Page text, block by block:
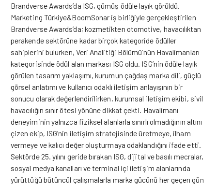
Brandverse Awards’da ISG, gümüş ödüle layık görüldü.
Marketing Türkiye&BoomSonar iş birliğiyle gerçekleştirilen
Brandverse Awards’da; kozmetikten otomotive, havacılıktan
perakende sektörüne kadar birçok kategoride ödüller
sahiplerini bulurken, Veri Analitiği Bölümü’nün Havalimanları
kategorisinde ödül alan markası ISG oldu. ISG’nin ödüle layık
görülen tasarım yaklaşımı, kurumun çağdaş marka dili, güçlü
görsel anlatımı ve kullanıcı odaklı iletişim anlayışının bir
sonucu olarak değerlendirilirken, kurumsal iletişim ekibi, sivil
havacılığın sınır ötesi yönüne dikkat çekti. Havalimanı
deneyiminin yalnızca fiziksel alanlarla sınırlı olmadığının altını
çizen ekip, ISG’nin iletişim stratejisinde üretmeye, ilham
vermeye ve kalıcı değer oluşturmaya odaklandığını ifade etti.
Sektörde 25. yılını geride bırakan ISG, dijital ve basılı mecralar,
sosyal medya kanalları ve terminal içi iletişim alanlarında
yürüttüğü bütüncül çalışmalarla marka gücünü her geçen gün